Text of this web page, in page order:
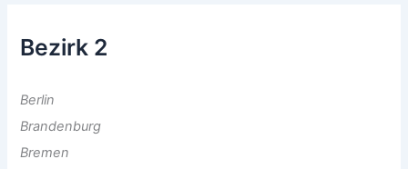
Bezirk 2
Berlin
Brandenburg
Bremen